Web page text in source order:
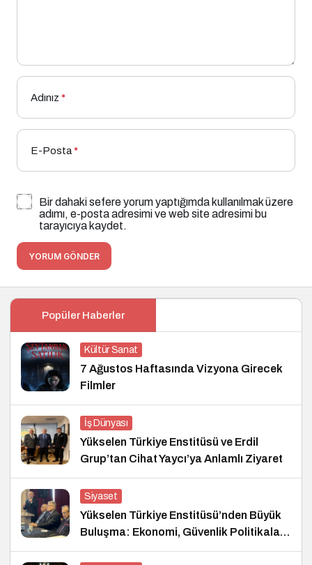
Adınız *
E-Posta*
Bir dahaki sefere yorum yaptığımda kullanılmak üzere
adımı, e-posta adresimi ve web site adresimi bu
tarayıcıya kaydet.
YORUM GÖNDER
Popüler Haberler
Kültür Sanat
7 Ağustos Haftasında Vizyona Girecek
Filmler
İş Dünyası
Yükselen Türkiye Enstitüsü ve Erdil
Grup’tan Cihat Yaycı’ya Anlamlı Ziyaret
Siyaset
Yükselen Türkiye Enstitüsü’nden Büyük
Buluşma: Ekonomi, Güvenlik Politikaları
ve Hukuk Konferansı